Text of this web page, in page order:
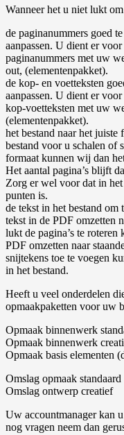
Wanneer het u niet lukt
de paginanummers goed
aanpassen. U dient er
paginanummers met uw
out, (elementenpakket).
de kop- en voetteksten
aanpassen. U dient er
kop-voetteksten met uw
(elementenpakket).
het bestand naar het juiste
bestand voor u schalen of
formaat kunnen wij dan
Het aantal pagina’s blijft
Zorg er wel voor dat in
punten is.
de tekst in het bestand
tekst in de PDF omzetten
lukt de pagina’s te roteren
PDF omzetten naar
snijtekens toe te voegen
in het bestand.
Heeft u veel onderdelen
opmaakpaketten voor uw
Opmaak binnenwerk
Opmaak binnenwerk
Opmaak basis elementen
Omslag opmaak standaard
Omslag ontwerp creatief
Uw accountmanager kan
nog vragen neem dan